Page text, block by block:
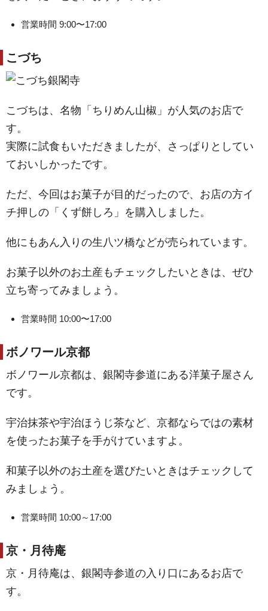
営業時間 9:00〜17:00
こづち
こづちは、名物「ちりめん山椒」が人気のお店で
す。
実際に試食もいただきましたが、さっぱりとしてい
ておいしかったです。
ただ、今回はお菓子が目的だったので、お店の方イ
チ押しの「くず餅しろ」を購入しました。
他にもあん入りの生八ツ橋などが売られています。
お菓子以外のお土産もチェックしたいときは、ぜひ
立ち寄ってみましょう。
営業時間 10:00〜17:00
ボノワール京都
ボノワール京都は、銀閣寺参道にある洋菓子屋さん
です。
宇治抹茶や宇治ほうじ茶など、京都ならではの素材
を使ったお菓子を手がけていますよ。
和菓子以外のお土産を選びたいときはチェックして
みましょう。
営業時間 10:00～17:00
京・月待庵
京・月待庵は、銀閣寺参道の入り口にあるお店で
す。